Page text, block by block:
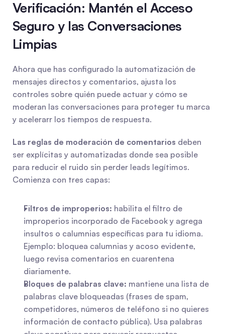
Verificación: Mantén el Acceso
Seguro y las Conversaciones
Limpias
Ahora que has configurado la automatización de
mensajes directos y comentarios, ajusta los
controles sobre quién puede actuar y cómo se
moderan las conversaciones para proteger tu marca
y acelerarr los tiempos de respuesta.
Las reglas de moderación de comentarios deben
ser explícitas y automatizadas donde sea posible
para reducir el ruido sin perder leads legítimos.
Comienza con tres capas:
Filtros de improperios: habilita el filtro de
improperios incorporado de Facebook y agrega
insultos o calumnias específicas para tu idioma.
Ejemplo: bloquea calumnias y acoso evidente,
luego revisa comentarios en cuarentena
diariamente.
Bloques de palabras clave: mantiene una lista de
palabras clave bloqueadas (frases de spam,
competidores, números de teléfono si no quieres
información de contacto pública). Usa palabras